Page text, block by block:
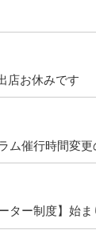
店お休みです
ム催行時間変更
ター制度】始ま